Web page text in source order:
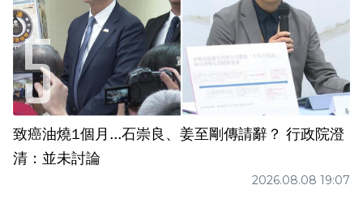
致癌油燒1個月...石崇良、姜至剛傳請辭？ 行政院澄
清：並未討論
2026.08.08 19:07